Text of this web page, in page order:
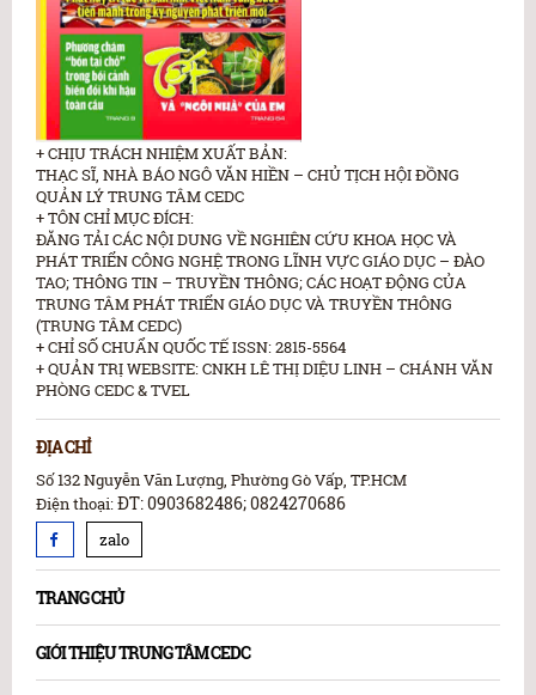
+ CHỊU TRÁCH NHIỆM XUẤT BẢN:
THẠC SĨ, NHÀ BÁO NGÔ VĂN HIỀN – CHỦ TỊCH HỘI ĐỒNG
QUẢN LÝ TRUNG TÂM CEDC
+ TÔN CHỈ MỤC ĐÍCH:
ĐĂNG TẢI CÁC NỘI DUNG VỀ NGHIÊN CỨU KHOA HỌC VÀ
PHÁT TRIỂN CÔNG NGHỆ TRONG LĨNH VỰC GIÁO DỤC – ĐÀO
TAO; THÔNG TIN – TRUYỀN THÔNG; CÁC HOẠT ĐỘNG CỦA
TRUNG TÂM PHÁT TRIỂN GIÁO DỤC VÀ TRUYỀN THÔNG
(TRUNG TÂM CEDC)
+ CHỈ SỐ CHUẨN QUỐC TẾ ISSN: 2815-5564
+ QUẢN TRỊ WEBSITE: CNKH LÊ THỊ DIỆU LINH – CHÁNH VĂN
PHÒNG CEDC & TVEL
ĐỊA CHỈ
Số 132 Nguyễn Văn Lượng, Phường Gò Vấp, TP.HCM
Điện thoại:ĐT: 0903682486; 0824270686
zalo
TRANG CHỦ
GIỚI THIỆU TRUNG TÂM CEDC